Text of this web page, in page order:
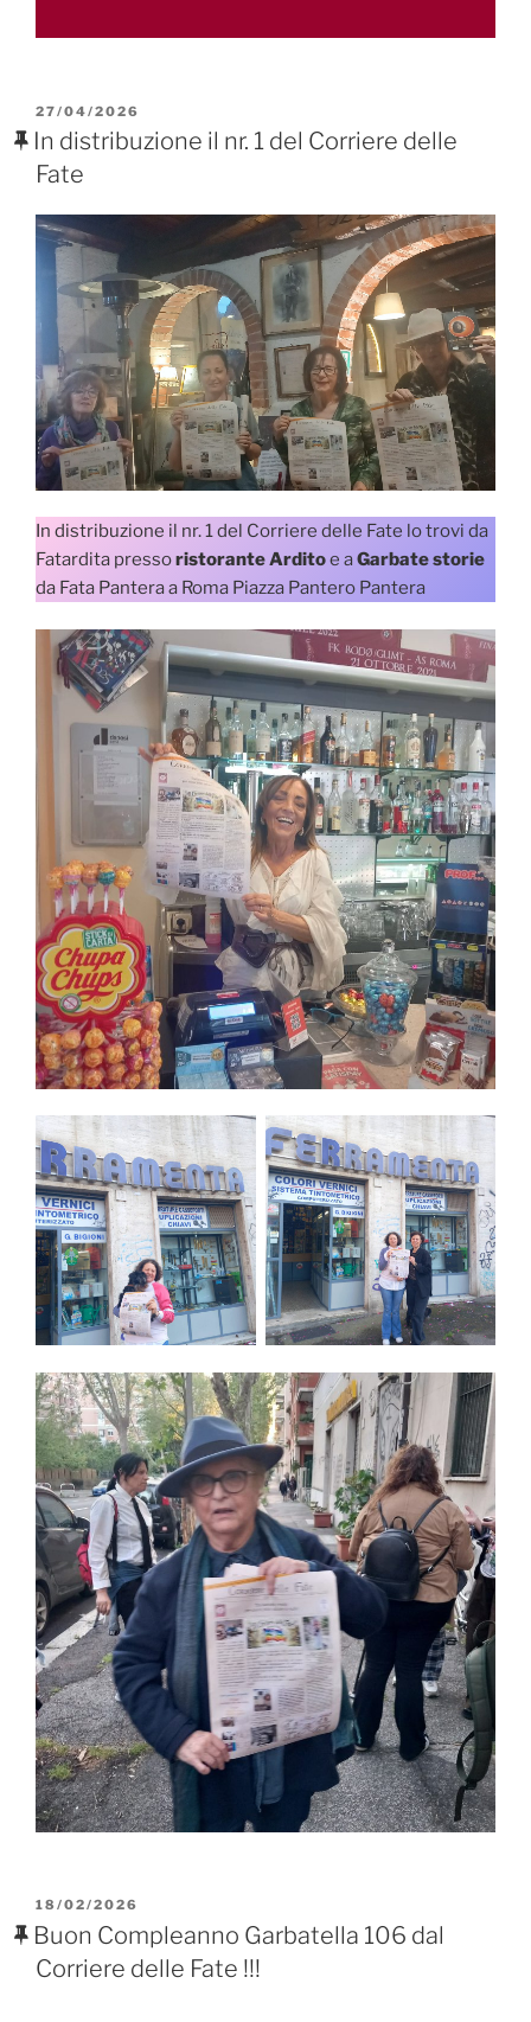
PUBBLICATO
IL
27/04/2026
In distribuzione il nr. 1 del Corriere delle
Fate
In distribuzione il nr. 1 del Corriere delle Fate lo trovi da
Fatardita pressoristorante Arditoe aGarbate storie
da Fata Pantera a Roma Piazza Pantero Pantera
PUBBLICATO
IL
18/02/2026
Buon Compleanno Garbatella 106 dal
Corriere delle Fate !!!